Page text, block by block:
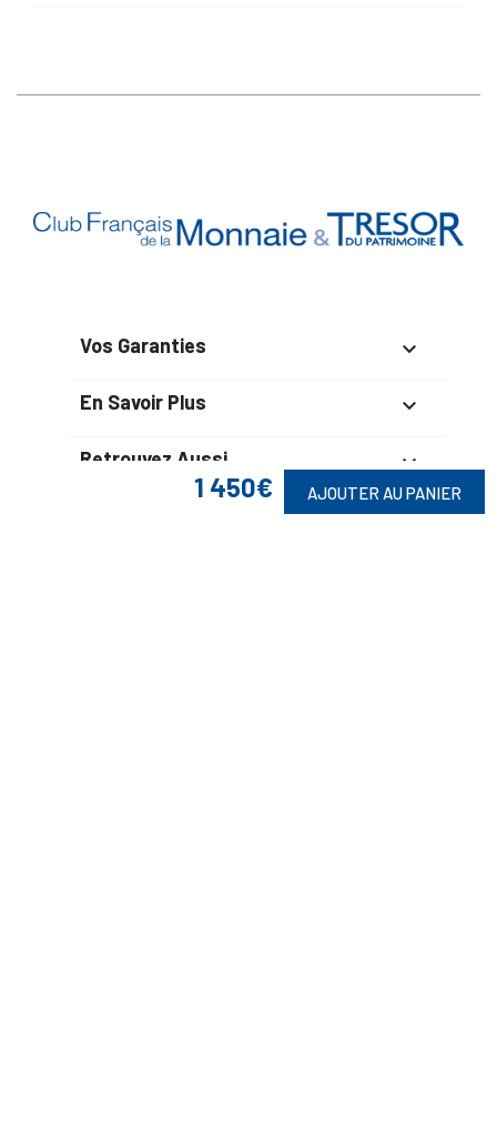
1 450€ AJOUTER AU PANIER
Vos Garanties 
En Savoir Plus 
Retrouvez Aussi 